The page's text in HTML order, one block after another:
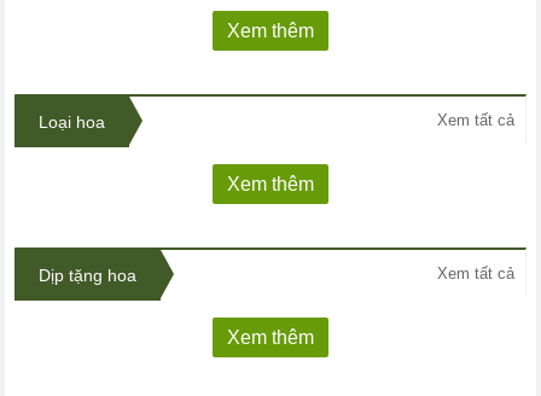
Xem thêm
Loại hoa Xem tất cả
Xem thêm
Dịp tặng hoa Xem tất cả
Xem thêm